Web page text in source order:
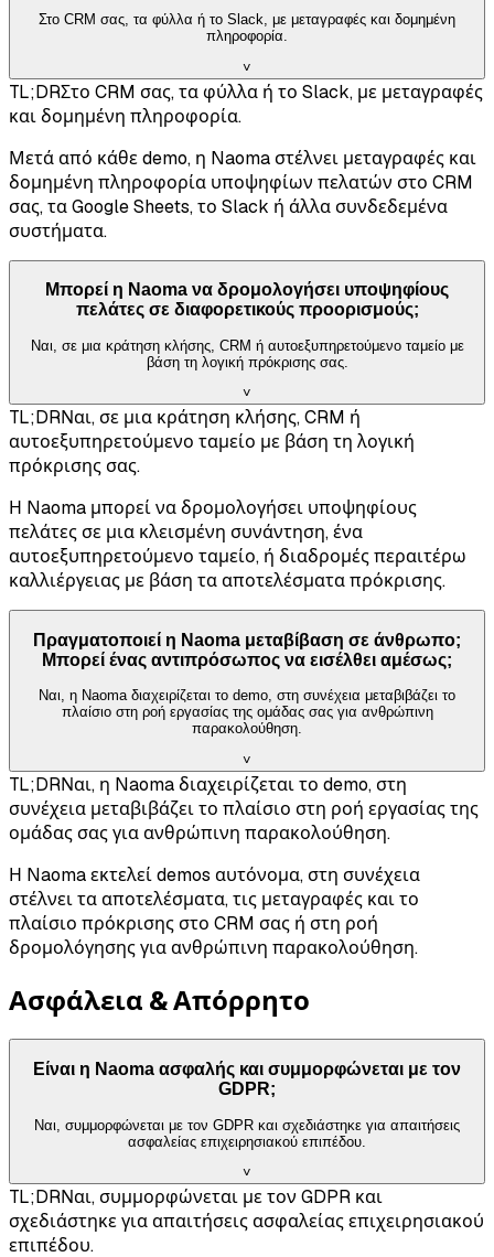
Στο CRM σας, τα φύλλα ή το Slack, με μεταγραφές και δομημένη
πληροφορία.
˅
TL;DRΣτο CRM σας, τα φύλλα ή το Slack, με μεταγραφές
και δομημένη πληροφορία.
Μετά από κάθε demo, η Naoma στέλνει μεταγραφές και
δομημένη πληροφορία υποψηφίων πελατών στο CRM
σας, τα Google Sheets, το Slack ή άλλα συνδεδεμένα
συστήματα.
Μπορεί η Naoma να δρομολογήσει υποψηφίους
πελάτες σε διαφορετικούς προορισμούς;
Ναι, σε μια κράτηση κλήσης, CRM ή αυτοεξυπηρετούμενο ταμείο με
βάση τη λογική πρόκρισης σας.
˅
TL;DRΝαι, σε μια κράτηση κλήσης, CRM ή
αυτοεξυπηρετούμενο ταμείο με βάση τη λογική
πρόκρισης σας.
Η Naoma μπορεί να δρομολογήσει υποψηφίους
πελάτες σε μια κλεισμένη συνάντηση, ένα
αυτοεξυπηρετούμενο ταμείο, ή διαδρομές περαιτέρω
καλλιέργειας με βάση τα αποτελέσματα πρόκρισης.
Πραγματοποιεί η Naoma μεταβίβαση σε άνθρωπο;
Μπορεί ένας αντιπρόσωπος να εισέλθει αμέσως;
Ναι, η Naoma διαχειρίζεται το demo, στη συνέχεια μεταβιβάζει το
πλαίσιο στη ροή εργασίας της ομάδας σας για ανθρώπινη
παρακολούθηση.
˅
TL;DRΝαι, η Naoma διαχειρίζεται το demo, στη
συνέχεια μεταβιβάζει το πλαίσιο στη ροή εργασίας της
ομάδας σας για ανθρώπινη παρακολούθηση.
Η Naoma εκτελεί demos αυτόνομα, στη συνέχεια
στέλνει τα αποτελέσματα, τις μεταγραφές και το
πλαίσιο πρόκρισης στο CRM σας ή στη ροή
δρομολόγησης για ανθρώπινη παρακολούθηση.
Ασφάλεια & Απόρρητο
Είναι η Naoma ασφαλής και συμμορφώνεται με τον
GDPR;
Ναι, συμμορφώνεται με τον GDPR και σχεδιάστηκε για απαιτήσεις
ασφαλείας επιχειρησιακού επιπέδου.
˅
TL;DRΝαι, συμμορφώνεται με τον GDPR και
σχεδιάστηκε για απαιτήσεις ασφαλείας επιχειρησιακού
επιπέδου.